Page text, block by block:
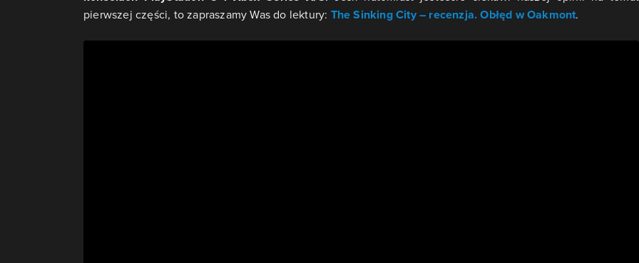
pierwszej części, to zapraszamy Was do lektury: The Sinking City – recenzja. Obłęd w Oakmont.